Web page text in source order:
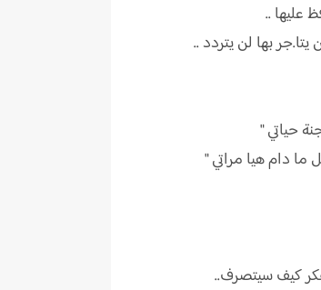
بها لن يتردد ..
حياتي "
دام هيا مراتي "
كيف سيتصرف..